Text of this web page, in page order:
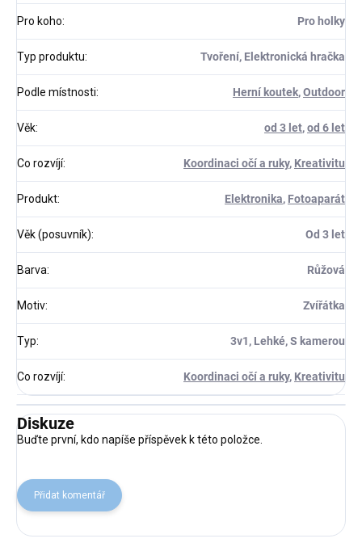
Pro koho: Pro holky
Typ produktu: Tvoření, Elektronická hračka
Podle místnosti: Herní koutek,Outdoor
Věk: od 3 let,od 6 let
Co rozvíjí: Koordinaci očí a ruky, Kreativitu
Produkt: Elektronika, Fotoaparát
Věk (posuvník): Od 3 let
Barva: Růžová
Motiv: Zvířátka
Typ: 3v1, Lehké, S kamerou
Co rozvíjí: Koordinaci očí a ruky, Kreativitu
Diskuze
Buďte první, kdo napíše příspěvek k této položce.
Přidat komentář